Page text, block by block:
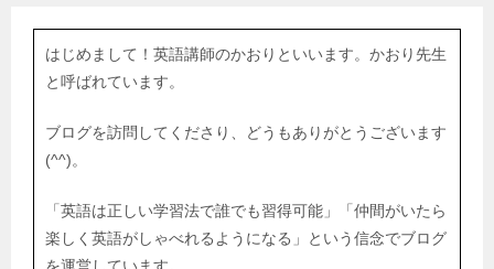
はじめまして！英語講師のかおりといいます。かおり先生
と呼ばれています。
ブログを訪問してくださり、どうもありがとうございます
(^^)。
「英語は正しい学習法で誰でも習得可能」「仲間がいたら
楽しく英語がしゃべれるようになる」という信念でブログ